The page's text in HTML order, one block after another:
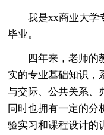
我是xx商业大学专
毕业。
四年来，老师的教
实的专业基础知识，
与交际、公共关系、
同时也拥有一定的分
验实习和课程设计的